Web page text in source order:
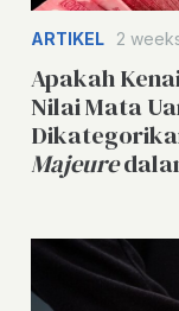
ARTIKEL 2
Apakah
Nilai Mata
Majeure